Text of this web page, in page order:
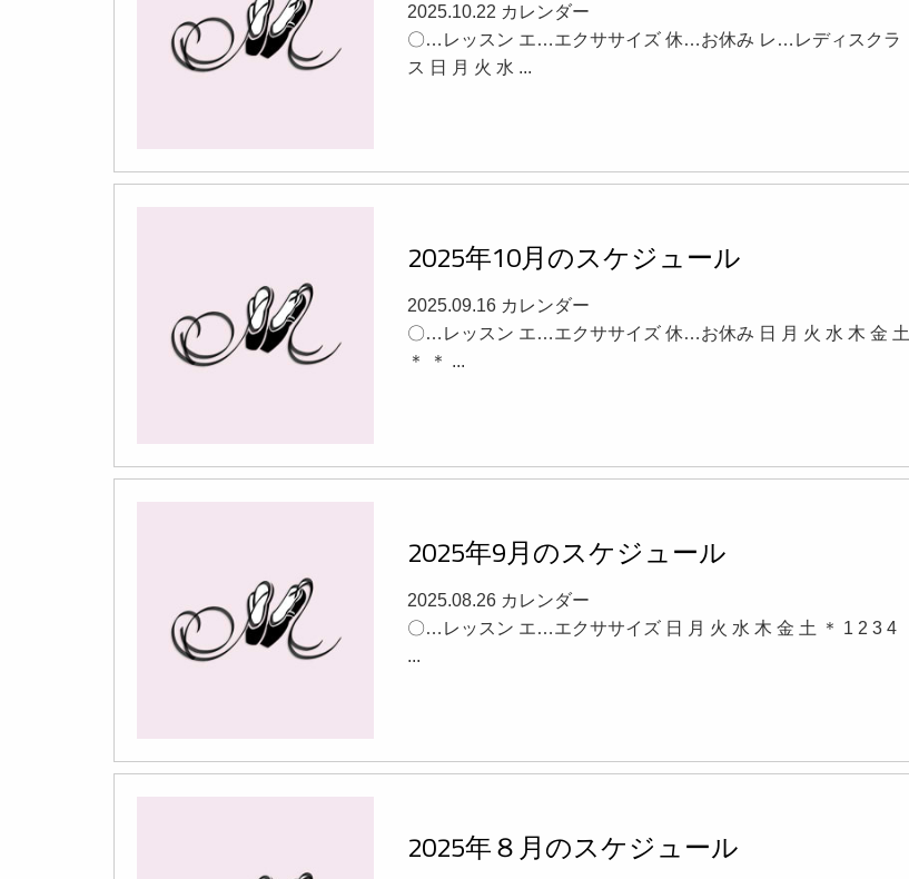
2025.10.22 カレンダー
〇…レッスン エ…エクササイズ 休…お休み レ…レディスクラ
ス 日 月 火 水 ...
2025年10月のスケジュール
2025.09.16 カレンダー
〇…レッスン エ…エクササイズ 休…お休み 日 月 火 水 木 金 土
＊ ＊ ...
2025年9月のスケジュール
2025.08.26 カレンダー
〇…レッスン エ…エクササイズ 日 月 火 水 木 金 土 ＊ 1 2 3 4
...
2025年８月のスケジュール